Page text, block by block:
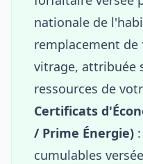
nationale de
remplacement
vitrage, attribuée
ressources de
Certificats
/ Prime Énergie)
cumulables